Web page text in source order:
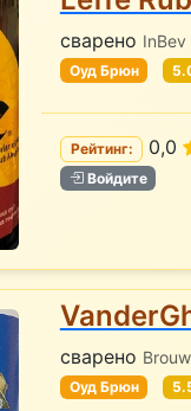
сварено InBev
Оуд Брюн
Рейтинг: 0,0
Войдите
сварено
Оуд Брюн